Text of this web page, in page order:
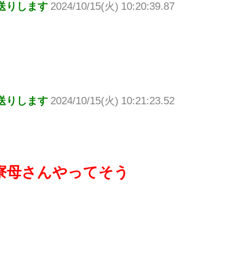
りします 2024/10/15(火) 10:20:39.87
りします 2024/10/15(火) 10:21:23.52
母さんやってそう